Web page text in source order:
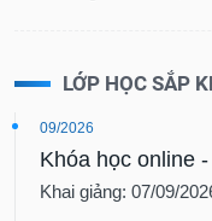
LỚP HỌC SẮP
09/2026
Khóa học online
Khai giảng: 07/09/